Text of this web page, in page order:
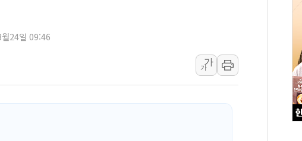
10월 보완수사권 폐지·공소청 출범…피해자들 '범죄 사각지대' 우려
민주당, 오늘 제주·인천 경선 발표...김민석 '재역전' vs 정청래 '격차 확대'
24일 09:46
가
가